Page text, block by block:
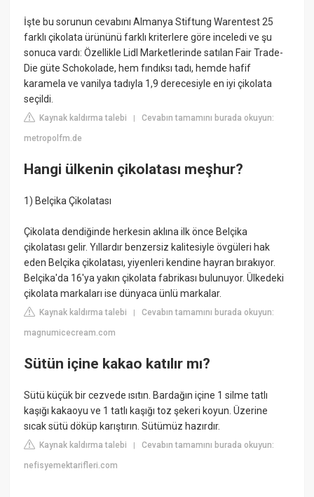
İşte bu sorunun cevabını Almanya Stiftung Warentest 25
farklı çikolata ürününü farklı kriterlere göre inceledi ve şu
sonuca vardı: Özellikle Lidl Marketlerinde satılan Fair Trade-
Die güte Schokolade, hem fındıksı tadı, hemde hafif
karamela ve vanilya tadıyla 1,9 derecesiyle en iyi çikolata
seçildi.
Kaynak kaldırma talebi |Cevabın tamamını burada okuyun:
metropolfm.de
Hangi ülkenin çikolatası meşhur?
1) Belçika Çikolatası
Çikolata dendiğinde herkesin aklına ilk önce Belçika
çikolatası gelir. Yıllardır benzersiz kalitesiyle övgüleri hak
eden Belçika çikolatası, yiyenleri kendine hayran bırakıyor.
Belçika'da 16'ya yakın çikolata fabrikası bulunuyor. Ülkedeki
çikolata markaları ise dünyaca ünlü markalar.
Kaynak kaldırma talebi |Cevabın tamamını burada okuyun:
magnumicecream.com
Sütün içine kakao katılır mı?
Sütü küçük bir cezvede ısıtın. Bardağın içine 1 silme tatlı
kaşığı kakaoyu ve 1 tatlı kaşığı toz şekeri koyun. Üzerine
sıcak sütü döküp karıştırın. Sütümüz hazırdır.
Kaynak kaldırma talebi |Cevabın tamamını burada okuyun:
nefisyemektarifleri.com